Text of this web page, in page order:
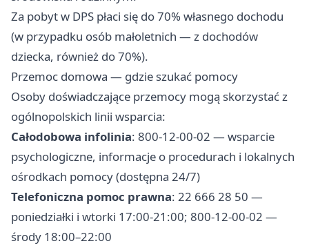
Za pobyt w DPS płaci się do 70% własnego dochodu
(w przypadku osób małoletnich — z dochodów
dziecka, również do 70%).
Przemoc domowa — gdzie szukać pomocy
Osoby doświadczające przemocy mogą skorzystać z
ogólnopolskich linii wsparcia:
Całodobowa infolinia: 800-12-00-02 — wsparcie
psychologiczne, informacje o procedurach i lokalnych
ośrodkach pomocy (dostępna 24/7)
Telefoniczna pomoc prawna: 22 666 28 50 —
poniedziałki i wtorki 17:00-21:00; 800-12-00-02 —
środy 18:00–22:00